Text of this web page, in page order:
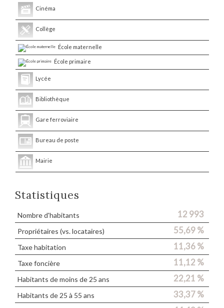
Cinéma
Collège
École maternelle
École primaire
Lycée
Bibliothèque
Gare ferroviaire
Bureau de poste
Mairie
Statistiques
Nombre d'habitants 12 993
Propriétaires (vs. locataires) 55,69 %
Taxe habitation 11,36 %
Taxe foncière 11,12 %
Habitants de moins de 25 ans 22,21 %
Habitants de 25 à 55 ans 33,37 %